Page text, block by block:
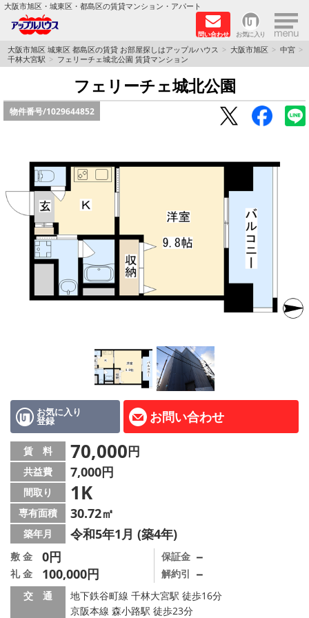
大阪市旭区・城東区・都島区の賃貸マンション・アパート
問い合わせ お気に入り ×
TOPページ
シャーメゾン
路線·駅から探す
地図から探す
スタッフ
BLOG
店舗情報·アクセス
会社概要
メールでお問い合わせ
大阪市旭区 城東区 都島区の賃貸 お部屋探しはアップルハウス 大阪市旭区
中宮
千林大宮駅
フェリーチェ城北公園 賃貸マンション
フェリーチェ城北公園
物件番号/1029644852
お気に入り
登録 お問い合わせ
賃 料 70,000円
共益費 7,000円
間取り 1K
専有面積 30.72㎡
築年月 令和5年1月 (築4年)
敷 金 0円
礼 金 100,000円
保証金 －
解約引 －
交 通
地下鉄谷町線 千林大宮駅 徒歩16分
京阪本線 森小路駅 徒歩23分